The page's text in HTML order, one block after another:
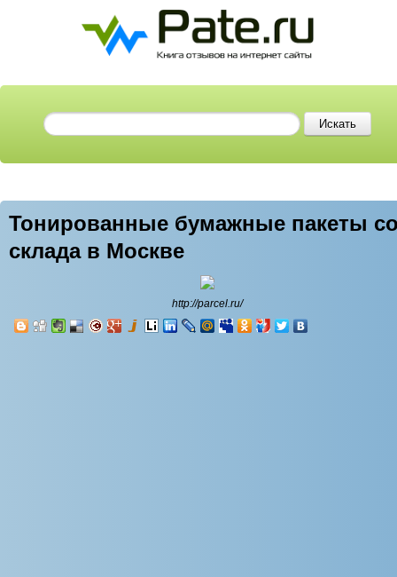
Тонированные бумажные пакеты
склада в Москве
http://parcel.ru/